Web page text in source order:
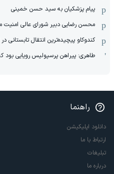
پیام پزشکیان به سید حسن خمینی
محسن رضایی دبیر شورای عالی امنیت
کندوکاو پیچیده‌ترین انتقال تابستانی
طاهری: پیراهن پرسپولیس رویایی بود
راهنما
دانلود اپلیکیشن
ارتباط با ما
تبلیغات
درباره ما